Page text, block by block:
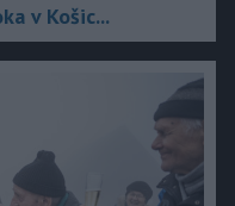
v Košic...